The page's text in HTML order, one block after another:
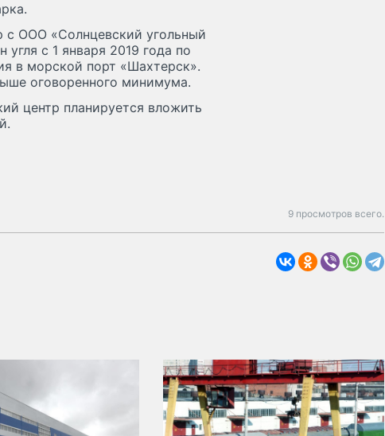
с ООО «Солнцевский угольный
угля с 1 января 2019 года по
в морской порт «Шахтерск».
оговоренного минимума.
центр планируется вложить
9 просмотров всего.